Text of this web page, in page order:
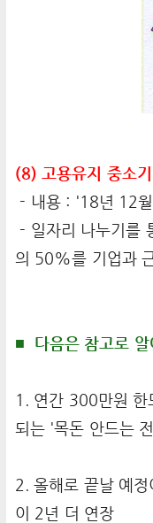
(8) 고용유지 중소
- 내용 : '18년 12
- 일자리 나누기를
의 50%를 기업과
■ 다음은 참고로 알
1. 연간 300만원 한
되는 '목돈 안드는
2. 올해로 끝날 예
이 2년 더 연장